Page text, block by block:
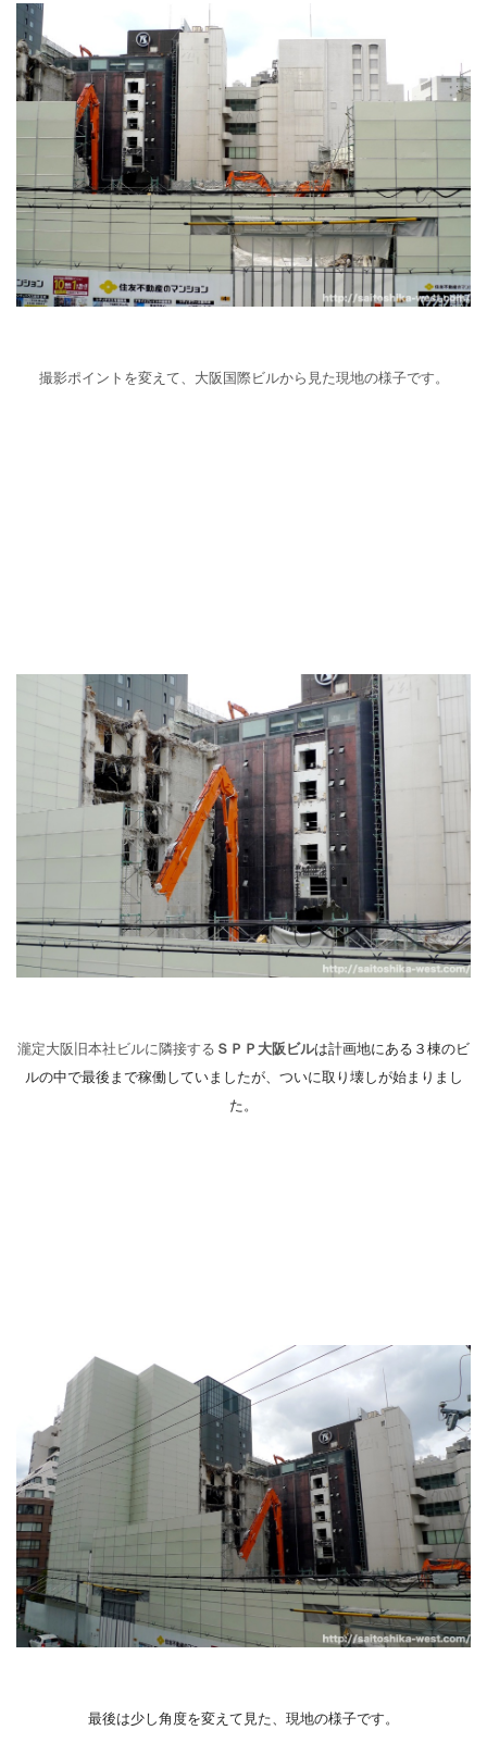
撮影ポイントを変えて、大阪国際ビルから見た現地の様子です。
瀧定大阪旧本社ビルに隣接する ＳＰＰ大阪ビルは計画地にある３棟のビ
ルの中で最後まで稼働していましたが、ついに取り壊しが始まりまし
た。
最後は少し角度を変えて見た、現地の様子です。